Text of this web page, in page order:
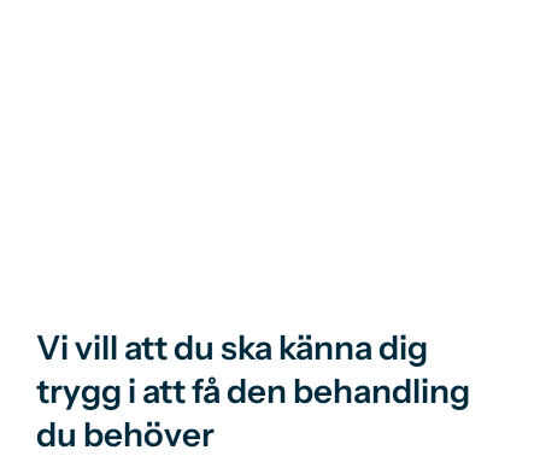
Vi vill att du ska känna dig
trygg i att få den behandling
du behöver